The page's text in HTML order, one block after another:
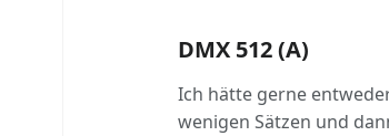
DMX 512 (A)
Ich hätte gerne
wenigen Sätzen und